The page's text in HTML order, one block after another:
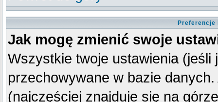
Preferencje
Jak mogę zmienić swoje
Wszystkie twoje ustawienia
przechowywane w bazie
(najczęściej znajduje się na